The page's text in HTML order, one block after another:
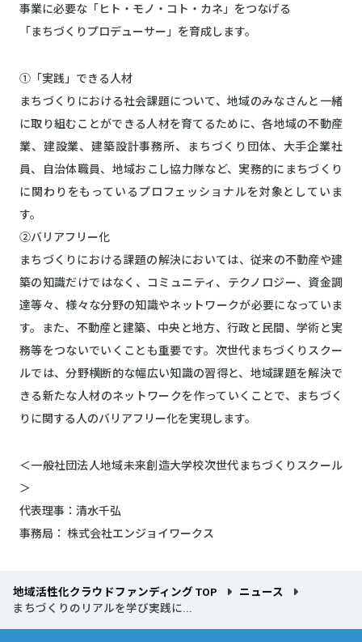
事業に必要な「ヒト・モノ・コト・カネ」をつなげる
「まちづくりプロデューサー」を育成します。
①「実践」できる人材
まちづくりにおける社会課題について、地域のみなさんと一緒
に取り組むことができる人材を育てるために、各地域の不動産
業、建設業、建築設計事務所、まちづくり団体、大手企業社
員、自治体職員、地域おこし協力隊など、実務的にまちづくり
に関わりをもっているプロフェッショナルを対象としていま
す。
②バリアフリー化
まちづくりにおける課題の解決においては、従来の不動産や建
築の知識だけではなく、コミュニティ、テクノロジー、資金調
達等々、様々な分野の知識やネットワークが必要になっていま
す。また、不動産と建築、中央と地方、行政と民間、学術と実
務等をつないでいくことも重要です。次世代まちづくりスクー
ルでは、分野横断的な幅広い知識の習得と、地域課題を解決で
きる新たな人材のネットワークを作っていくことで、まちづく
りに関する人のバリアフリー化を実現します。
＜一般社団法人地域未来創造大学校次世代まちづくりスクール
＞
代表理事：清水千弘
事務局： 株式会社エンジョイワークス
地域活性化クラウドファンディング TOP
ニュース
まちづくりのリアルを学び実践に...